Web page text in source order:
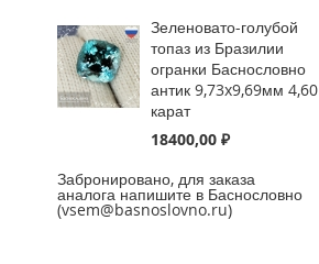
Зеленовато-голубой
топаз из Бразилии
огранки Баснословно
антик 9,73x9,69мм 4,60
карат
18400,00 ₽
Забронировано, для заказа
аналога напишите в Баснословно
(vsem@basnoslovno.ru)